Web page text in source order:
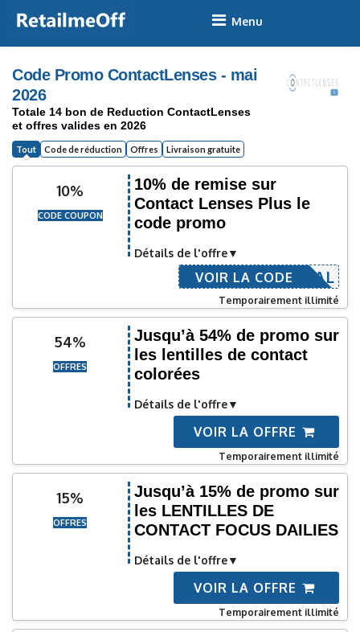
Skip
content
Code Promo ContactLenses - mai
2026
Totale 14 bon de Reduction ContactLenses
et offres valides en 2026
Tout Code de réduction Offres Livraison gratuite
10%
CODE COUPON
10% de remise sur
Contact Lenses Plus le
code promo
Détails de l'offre
-CRYSTAL
VOIR LA CODE
Temporairement illimité
54%
OFFRES
Jusqu’à 54% de promo sur
les lentilles de contact
colorées
Détails de l'offre
VOIR LA OFFRE
Temporairement illimité
15%
OFFRES
Jusqu’à 15% de promo sur
les LENTILLES DE
CONTACT FOCUS DAILIES
Détails de l'offre
VOIR LA OFFRE
Temporairement illimité